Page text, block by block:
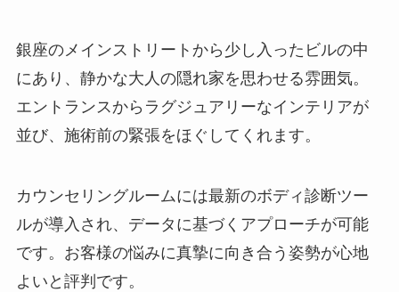
銀座のメインストリートから少し入ったビルの中
にあり、静かな大人の隠れ家を思わせる雰囲気。
エントランスからラグジュアリーなインテリアが
並び、施術前の緊張をほぐしてくれます。
カウンセリングルームには最新のボディ診断ツー
ルが導入され、データに基づくアプローチが可能
です。お客様の悩みに真摯に向き合う姿勢が心地
よいと評判です。